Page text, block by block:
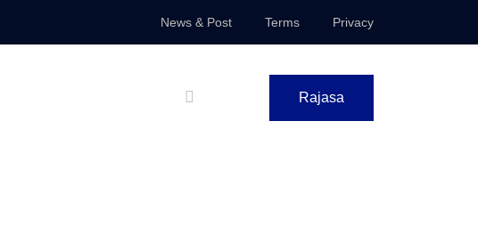
News & Post Terms Privacy
Rajasa